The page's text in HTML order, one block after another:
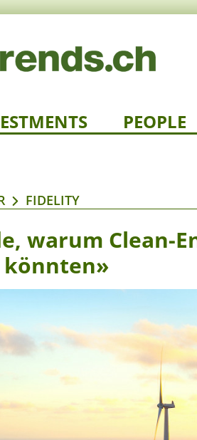
PEOPLE
FIDELITY
warum Clean-